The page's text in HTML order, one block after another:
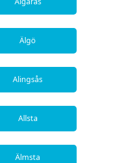
Älgö
Alingsås
Allsta
Älmsta